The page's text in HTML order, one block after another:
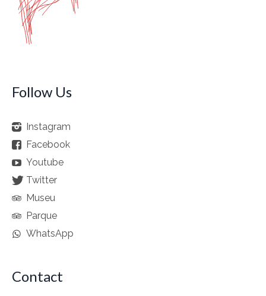
Follow Us
Instagram
Facebook
Youtube
Twitter
Museu
Parque
WhatsApp
Contact